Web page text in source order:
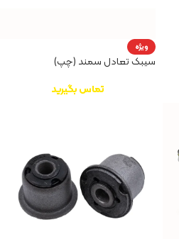
ویژه
سیبک تعادل سمند (چپ)
تماس بگیرید